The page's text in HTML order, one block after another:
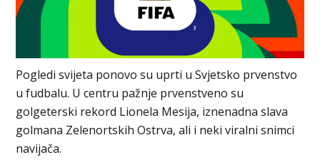
Pogledi svijeta ponovo su uprti u Svjetsko prvenstvo
u fudbalu. U centru pažnje prvenstveno su
golgeterski rekord Lionela Mesija, iznenadna slava
golmana Zelenortskih Ostrva, ali i neki viralni snimci
navijača.